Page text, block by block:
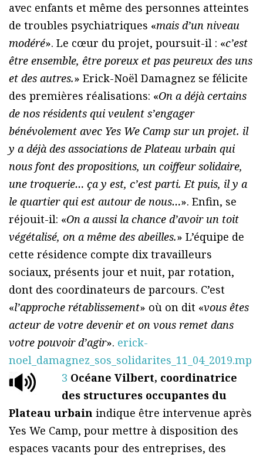
avec enfants et même des personnes atteintes
de troubles psychiatriques «mais d’un niveau
modéré». Le cœur du projet, poursuit-il : «c’est
être ensemble, être poreux et pas peureux des uns
et des autres.» Erick-Noël Damagnez se félicite
des premières réalisations: «On a déjà certains
de nos résidents qui veulent s’engager
bénévolement avec Yes We Camp sur un projet. il
y a déjà des associations de Plateau urbain qui
nous font des propositions, un coiffeur solidaire,
une troquerie… ça y est, c’est parti. Et puis, il y a
le quartier qui est autour de nous…». Enfin, se
réjouit-il: «On a aussi la chance d’avoir un toit
végétalisé, on a même des abeilles.» L’équipe de
cette résidence compte dix travailleurs
sociaux, présents jour et nuit, par rotation,
dont des coordinateurs de parcours. C’est
«l’approche rétablissement» où on dit «vous êtes
acteur de votre devenir et on vous remet dans
votre pouvoir d’agir». erick-
noel_damagnez_sos_solidarites_11_04_2019.mp
3 Océane Vilbert, coordinatrice
des structures occupantes du
Plateau urbain indique être intervenue après
Yes We Camp, pour mettre à disposition des
espaces vacants pour des entreprises, des